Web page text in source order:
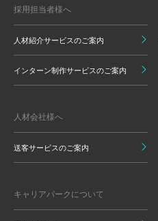
採用担当者様へ
人材紹介サービスのご案内
インターン制作サービスのご案内
人材会社様へ
送客サービスのご案内
キャリアパークについて